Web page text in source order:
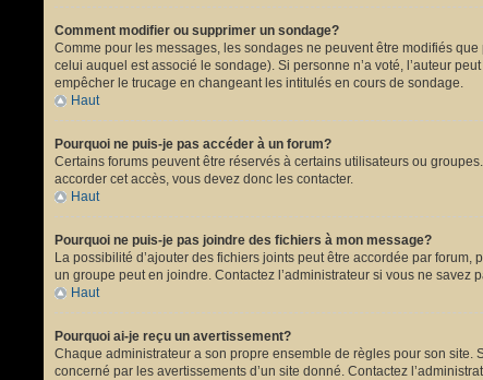
Comment modifier ou supprimer un sondage?
Comme pour les messages, les sondages ne peuvent être modifiés
celui auquel est associé le sondage). Si personne n’a voté, l’auteur
empêcher le trucage en changeant les intitulés en cours de sondage.
Haut
Pourquoi ne puis-je pas accéder à un forum?
Certains forums peuvent être réservés à certains utilisateurs ou
accorder cet accès, vous devez donc les contacter.
Haut
Pourquoi ne puis-je pas joindre des fichiers à mon message?
La possibilité d’ajouter des fichiers joints peut être accordée par
un groupe peut en joindre. Contactez l’administrateur si vous ne
Haut
Pourquoi ai-je reçu un avertissement?
Chaque administrateur a son propre ensemble de règles pour son site.
concerné par les avertissements d’un site donné. Contactez